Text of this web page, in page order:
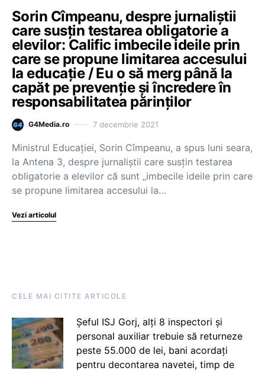
Sorin Cîmpeanu, despre jurnaliștii
care susțin testarea obligatorie a
elevilor: Calific imbecile ideile prin
care se propune limitarea accesului
la educație / Eu o să merg până la
capăt pe prevenție și încredere în
responsabilitatea părinților
G4Media.ro 7 decembrie 2021
Ministrul Educației, Sorin Cîmpeanu, a spus luni seara,
la Antena 3, despre jurnaliștii care susțin testarea
obligatorie a elevilor că sunt „imbecile ideile prin care
se propune limitarea accesului la…
Vezi articolul
CELE MAI CITITE ARTICOLE
Șeful ISJ Gorj, alți 8 inspectori și
personal auxiliar trebuie să returneze
peste 55.000 de lei, bani acordați
pentru decontarea navetei, timp de